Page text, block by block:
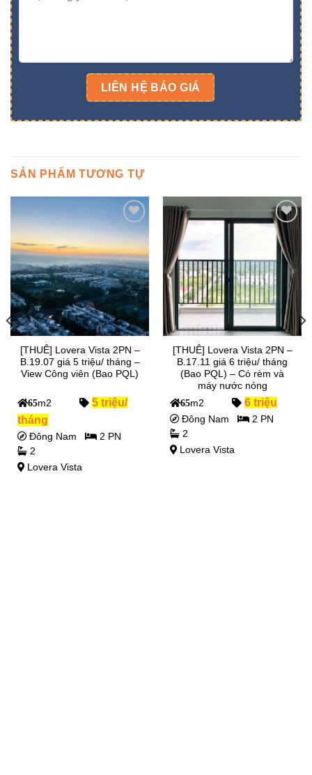
SẢN PHẨM TƯƠNG TỰ
Add to
[THUÊ] Lovera Vista 2PN –
B.19.07 giá 5 triệu/ tháng –
View Công viên (Bao PQL)
65m2
5 triệu/
tháng
Đông Nam
2 PN
2
Lovera Vista
Add to
Wishlist
[THUÊ] Lovera Vista 2PN –
B.17.11 giá 6 triệu/ tháng
(Bao PQL) – Có rèm và
máy nước nóng
65m2 6 triệu
Đông Nam
2 PN
2
Lovera Vista